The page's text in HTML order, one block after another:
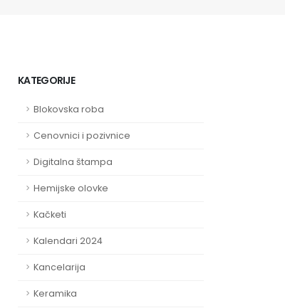
KATEGORIJE
Blokovska roba
Cenovnici i pozivnice
Digitalna štampa
Hemijske olovke
Kačketi
Kalendari 2024
Kancelarija
Keramika